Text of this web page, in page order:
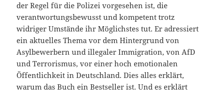
der Regel für die Polizei vorgesehen ist, die
verantwortungsbewusst und kompetent trotz
widriger Umstände ihr Möglichstes tut. Er adressiert
ein aktuelles Thema vor dem Hintergrund von
Asylbewerbern und illegaler Immigration, von AfD
und Terrorismus, vor einer hoch emotionalen
Öffentlichkeit in Deutschland. Dies alles erklärt,
warum das Buch ein Bestseller ist. Und es erklärt